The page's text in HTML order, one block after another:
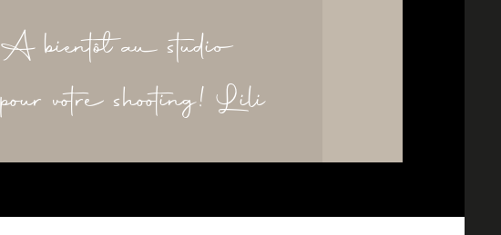
A bientôt au studio
pour votre shooting! Lili